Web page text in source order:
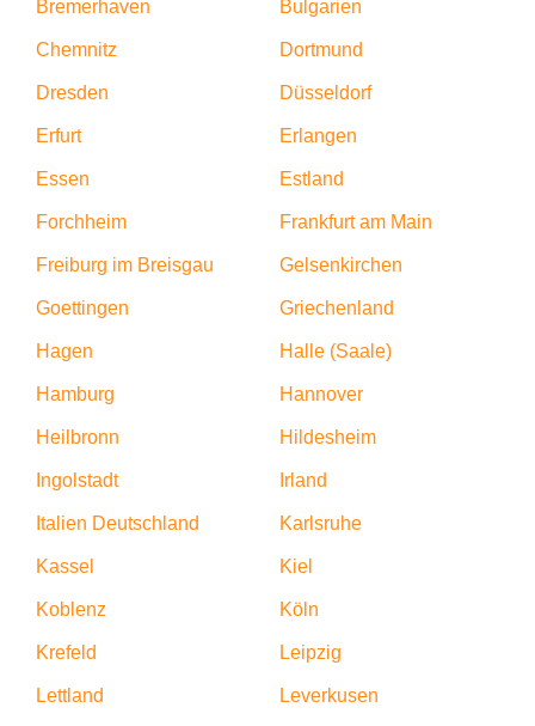
Bremerhaven Bulgarien
Chemnitz Dortmund
Dresden Düsseldorf
Erfurt Erlangen
Essen Estland
Forchheim Frankfurt am Main
Freiburg im Breisgau Gelsenkirchen
Goettingen Griechenland
Hagen Halle (Saale)
Hamburg Hannover
Heilbronn Hildesheim
Ingolstadt Irland
Italien Deutschland Karlsruhe
Kassel Kiel
Koblenz Köln
Krefeld Leipzig
Lettland Leverkusen